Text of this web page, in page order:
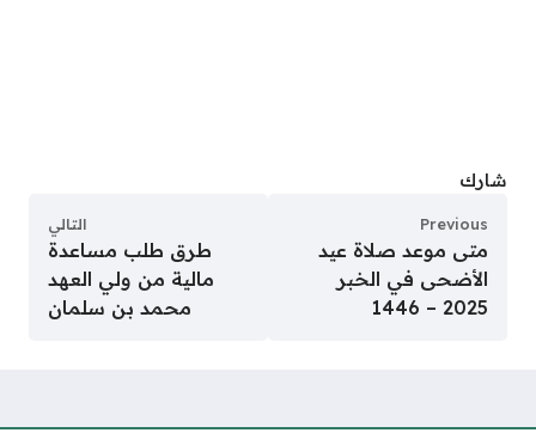
شارك
Previous
متى موعد صلاة عيد
الأضحى في الخبر
2025 – 1446
التالي
طرق طلب مساعدة
مالية من ولي العهد
محمد بن سلمان